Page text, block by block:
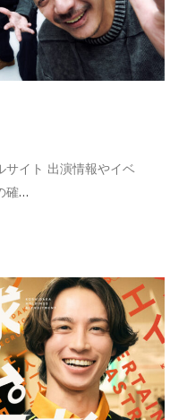
サイト 出演情報やイベ
確…